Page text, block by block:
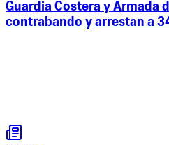
Guardia Costera y Armada
contrabando y arrestan a